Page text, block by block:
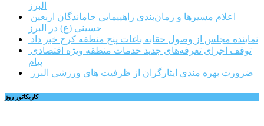
البرز
حسینی (ع) در البرز
نماینده مجلس از وصول حقابه باغات پنج منطقه کرج خبر داد
پیام
ضرورت بهره مندی ایثارگران از ظرفیت های ورزشی البرز
کاریکاتور روز